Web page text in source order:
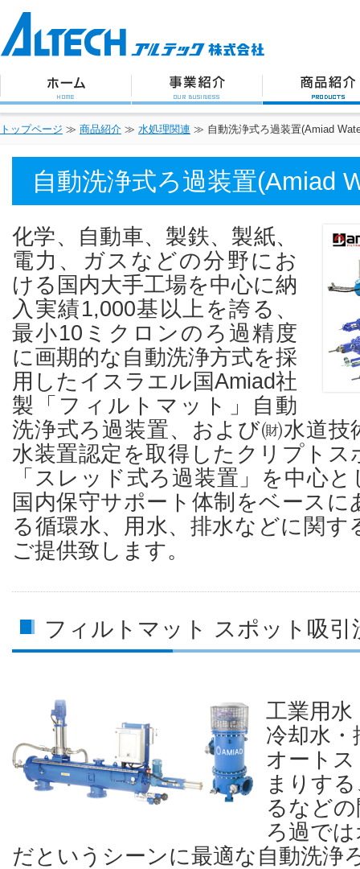
トップページ ≫ 商品紹介 ≫ 水処理関連 ≫ 自動洗浄式ろ過装置(Amiad
自動洗浄式ろ過装置(Amiad
化学、自動車、製鉄、製紙、
電力、ガスなどの分野にお
ける国内大手工場を中心に納
入実績1,000基以上を誇る、
最小10ミクロンのろ過精度
に画期的な自動洗浄方式を採
用したイスラエル国Amiad社
製「フィルトマット」自動
洗浄式ろ過装置、および㈶水道
水装置認定を取得したクリプト
「スレッド式ろ過装置」を中心
国内保守サポート体制をベース
る循環水、用水、排水などに関
ご提供致します。
フィルトマット スポット吸引
工業用水
冷却水
オート
まりす
るなど
ろ過で
だというシーンに最適な自動洗浄